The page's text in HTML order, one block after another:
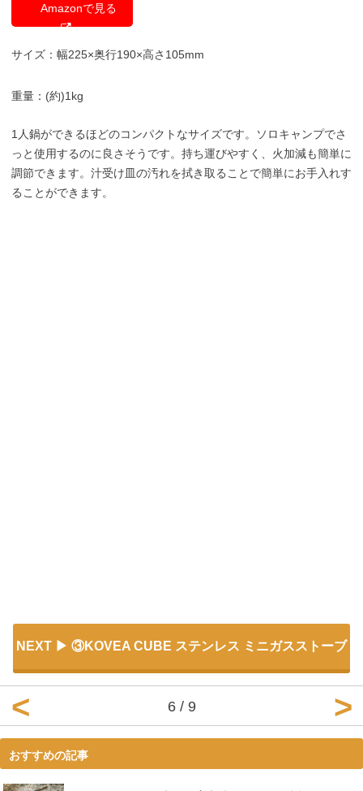
Amazonで見る
サイズ：幅225×奥行190×高さ105mm
重量：(約)1kg
1人鍋ができるほどのコンパクトなサイズです。ソロキャンプでさ
っと使用するのに良さそうです。持ち運びやすく、火加減も簡単に
調節できます。汁受け皿の汚れを拭き取ることで簡単にお手入れす
ることができます。
NEXT ③KOVEA CUBE ステンレス ミニガスストーブ
6 / 9
おすすめの記事